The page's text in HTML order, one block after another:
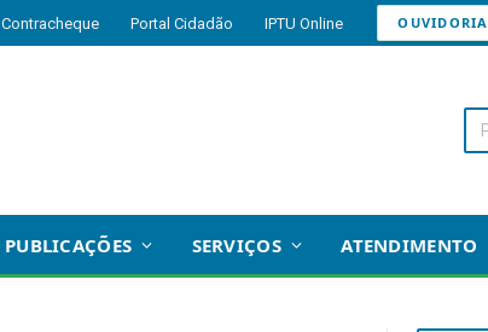
Contracheque Portal Cidadão IPTU Online OUVIDORIA
PUBLICAÇÕES SERVIÇOS ATENDIMENTO